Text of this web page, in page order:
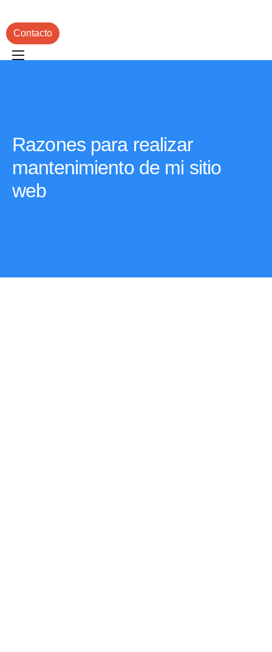
Blog
Contacto
Razones para realizar
mantenimiento de mi sitio
web